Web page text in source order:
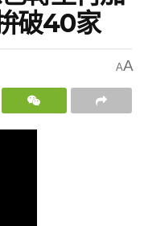
破40家
AA